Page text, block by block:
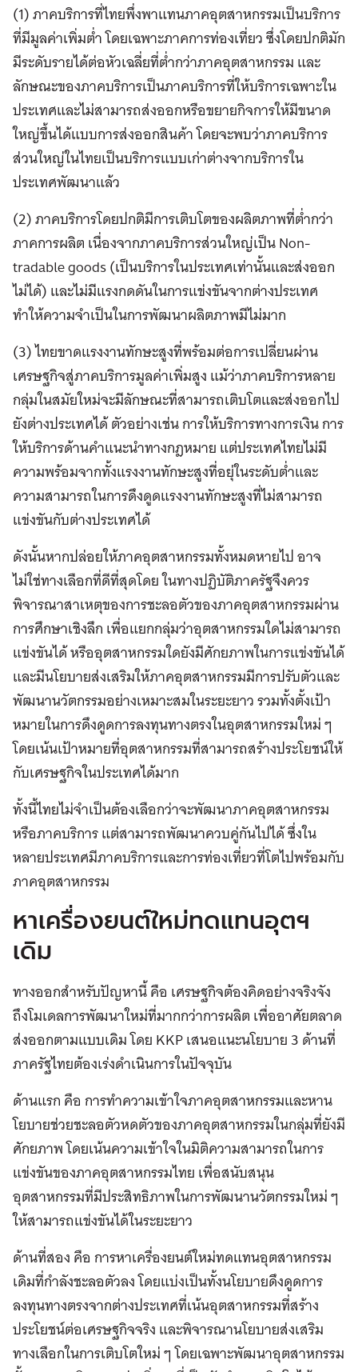
(1) ภาคบริการที่ไทยพึ่งพาแทนภาคอุตสาหกรรมเป็นบริการ
ที่มีมูลค่าเพิ่มต่ำ โดยเฉพาะภาคการท่องเที่ยว ซึ่งโดยปกติมัก
มีระดับรายได้ต่อหัวเฉลี่ยที่ต่ำกว่าภาคอุตสาหกรรม และ
ลักษณะของภาคบริการเป็นภาคบริการที่ให้บริการเฉพาะใน
ประเทศและไม่สามารถส่งออกหรือขยายกิจการให้มีขนาด
ใหญ่ขึ้นได้แบบการส่งออกสินค้า โดยจะพบว่าภาคบริการ
ส่วนใหญ่ในไทยเป็นบริการแบบเก่าต่างจากบริการใน
ประเทศพัฒนาแล้ว
(2) ภาคบริการโดยปกติมีการเติบโตของผลิตภาพที่ต่ำกว่า
ภาคการผลิต เนื่องจากภาคบริการส่วนใหญ่เป็น Non-
tradable goods (เป็นบริการในประเทศเท่านั้นและส่งออก
ไม่ได้) และไม่มีแรงกดดันในการแข่งขันจากต่างประเทศ
ทำให้ความจำเป็นในการพัฒนาผลิตภาพมีไม่มาก
(3) ไทยขาดแรงงานทักษะสูงที่พร้อมต่อการเปลี่ยนผ่าน
เศรษฐกิจสู่ภาคบริการมูลค่าเพิ่มสูง แม้ว่าภาคบริการหลาย
กลุ่มในสมัยใหม่จะมีลักษณะที่สามารถเติบโตและส่งออกไป
ยังต่างประเทศได้ ตัวอย่างเช่น การให้บริการทางการเงิน การ
ให้บริการด้านคำแนะนำทางกฎหมาย แต่ประเทศไทยไม่มี
ความพร้อมจากทั้งแรงงานทักษะสูงที่อยุ่ในระดับต่ำและ
ความสามารถในการดึงดูดแรงงานทักษะสูงที่ไม่สามารถ
แข่งขันกับต่างประเทศได้
ดังนั้นหากปล่อยให้ภาคอุตสาหกรรมทั้งหมดหายไป อาจ
ไม่ใช่ทางเลือกที่ดีที่สุดโดย ในทางปฏิบัติภาครัฐจึงควร
พิจารณาสาเหตุของการชะลอตัวของภาคอุตสาหกรรมผ่าน
การศึกษาเชิงลึก เพื่อแยกกลุ่มว่าอุตสาหกรรมใดไม่สามารถ
แข่งขันได้ หรืออุตสาหกรรมใดยังมีศักยภาพในการแข่งขันได้
และมีนโยบายส่งเสริมให้ภาคอุตสาหกรรมมีการปรับตัวและ
พัฒนานวัตกรรมอย่างเหมาะสมในระยะยาว รวมทั้งตั้งเป้า
หมายในการดึงดูดการลงทุนทางตรงในอุตสาหกรรมใหม่ ๆ
โดยเน้นเป้าหมายที่อุตสาหกรรมที่สามารถสร้างประโยชน์ให้
กับเศรษฐกิจในประเทศได้มาก
ทั้งนี้ไทยไม่จำเป็นต้องเลือกว่าจะพัฒนาภาคอุตสาหกรรม
หรือภาคบริการ แต่สามารถพัฒนาควบคู่กันไปได้ ซึ่งใน
หลายประเทศมีภาคบริการและการท่องเที่ยวที่โตไปพร้อมกับ
ภาคอุตสาหกรรม
หาเครื่องยนต์ใหม่ทดแทนอุตฯ
เดิม
ทางออกสำหรับปัญหานี้ คือ เศรษฐกิจต้องคิดอย่างจริงจัง
ถึงโมเดลการพัฒนาใหม่ที่มากกว่าการผลิต เพื่ออาศัยตลาด
ส่งออกตามแบบเดิม โดย KKP เสนอแนะนโยบาย 3 ด้านที่
ภาครัฐไทยต้องเร่งดำเนินการในปัจจุบัน
ด้านแรก คือ การทำความเข้าใจภาคอุตสาหกรรมและหาน
โยบายช่วยชะลอตัวหดตัวของภาคอุตสาหกรรมในกลุ่มที่ยังมี
ศักยภาพ โดยเน้นความเข้าใจในมิติความสามารถในการ
แข่งขันของภาคอุตสาหกรรมไทย เพื่อสนับสนุน
อุตสาหกรรมที่มีประสิทธิภาพในการพัฒนานวัตกรรมใหม่ ๆ
ให้สามารถแข่งขันได้ในระยะยาว
ด้านที่สอง คือ การหาเครื่องยนต์ใหม่ทดแทนอุตสาหกรรม
เดิมที่กำลังชะลอตัวลง โดยแบ่งเป็นทั้งนโยบายดึงดูดการ
ลงทุนทางตรงจากต่างประเทศที่เน้นอุตสาหกรรมที่สร้าง
ประโยชน์ต่อเศรษฐกิจจริง และพิจารณานโยบายส่งเสริม
ทางเลือกในการเติบโตใหม่ ๆ โดยเฉพาะพัฒนาอุตสาหกรรม